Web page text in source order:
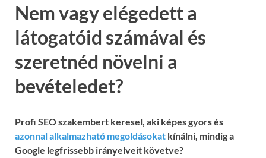
Nem vagy elégedett a
látogatóid számával és
szeretnéd növelni a
bevételedet?
Profi SEO szakembert keresel, aki képes gyors és
azonnal alkalmazható megoldásokat kínálni, mindig a
Google legfrissebb irányelveit követve?